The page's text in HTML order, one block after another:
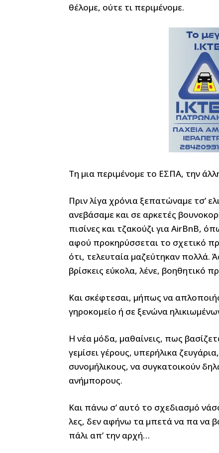
θέλομε, ούτε τι περιμένομε.
Τη μια περιμένομε το ΕΣΠΑ, την
Πριν λίγα χρόνια ξεπατώναμε τσ’
ανεβάσαμε και σε αρκετές
πισίνες και τζακούζι για AirBnB,
αφού προκηρύσσεται το σχετικό
ότι, τελευταία μαζεύτηκαν πολλά.
βρίσκεις εύκολα, λένε, βοηθητικό
Και σκέφτεσαι, μήπως να
γηροκομείο ή σε ξενώνα
Η νέα μόδα, μαθαίνεις, πως
γεμίσει γέρους, υπερήλικα
συνομήλικους, να συγκατοικούν
ανήμπορους.
Και πάνω σ’ αυτό το σχεδιασμό
λες, δεν αφήνω τα μπετά να πα να
πάλι απ’ την αρχή…